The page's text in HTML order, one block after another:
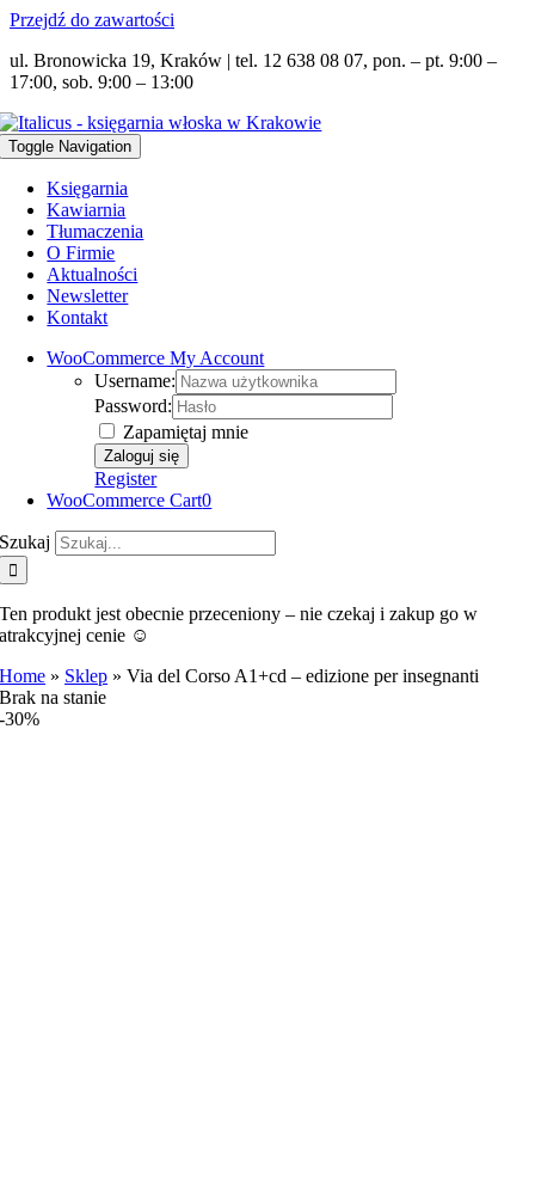
Przejdź do zawartości
ul. Bronowicka 19, Kraków | tel. 12 638 08 07, pon. – pt. 9:00 –
17:00, sob. 9:00 – 13:00
Toggle Navigation
Księgarnia
Kawiarnia
Tłumaczenia
O Firmie
Aktualności
Newsletter
Kontakt
WooCommerce My Account
Username:
Password:
Zapamiętaj mnie
Register
WooCommerce Cart0
Szukaj
Ten produkt jest obecnie przeceniony – nie czekaj i zakup go w
atrakcyjnej cenie ☺️
Home » Sklep »Via del Corso A1+cd – edizione per insegnanti
Brak na stanie
-30%